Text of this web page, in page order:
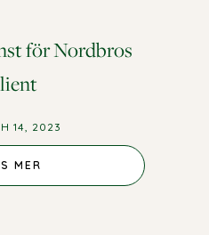
för Nordbros
14, 2023
MER